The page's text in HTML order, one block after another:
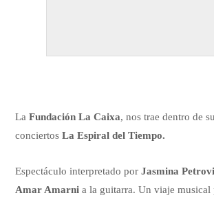
LaFundación La Caixa, nos trae dentro de
conciertosLa Espiral del Tiempo.
Espectáculo interpretado porJasmina
Amar Amarni a la guitarra. Un viaje musical